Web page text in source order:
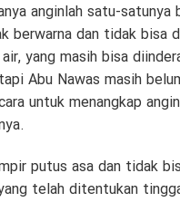
anginlah satu-satunya
berwarna dan tidak bisa
yang masih bisa
Abu Nawas masih
untuk menangkap
putus asa dan tidak
telah ditentukan